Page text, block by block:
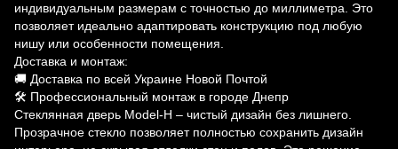
индивидуальным размерам с точностью до миллиметра. Это
позволяет идеально адаптировать конструкцию под любую
нишу или особенности помещения.
Доставка и монтаж:
🚚 Доставка по всей Украине Новой Почтой
🛠 Профессиональный монтаж в городе Днепр
Стеклянная дверь Model-H – чистый дизайн без лишнего.
Прозрачное стекло позволяет полностью сохранить дизайн